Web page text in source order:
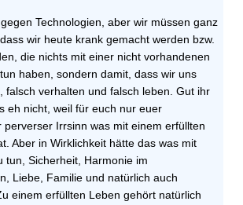
Technologien, aber wir müssen ganz
wir heute krank gemacht werden bzw.
die nichts mit einer nicht vorhandenen
haben, sondern damit, dass wir uns
falsch verhalten und falsch leben. Gut ihr
eh nicht, weil für euch nur euer
perverser Irrsinn was mit einem erfüllten
Aber in Wirklichkeit hätte das was mit
tun, Sicherheit, Harmonie im
Liebe, Familie und natürlich auch
einem erfüllten Leben gehört natürlich